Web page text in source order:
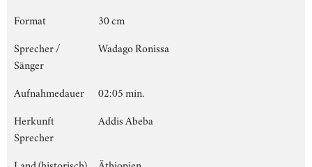
Format
30 cm
Sprecher /
Sänger
Wadago Ronissa
Aufnahmedauer
02:05 min.
Herkunft
Sprecher
Addis Abeba